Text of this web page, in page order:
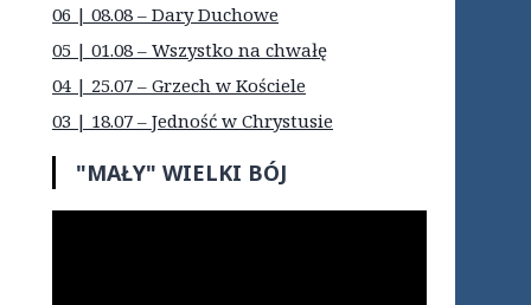
06 | 08.08 – Dary Duchowe
05 | 01.08 – Wszystko na chwałę
04 | 25.07 – Grzech w Kościele
03 | 18.07 – Jedność w Chrystusie
"MAŁY" WIELKI BÓJ